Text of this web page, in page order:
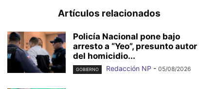
Artículos relacionados
Policía Nacional pone bajo
arresto a “Yeo”, presunto autor
del homicidio...
GOBIERNO Redacción NP - 05/08/2026